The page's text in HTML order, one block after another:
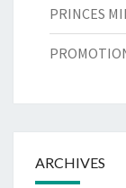
PRINCES
ARCHIVES